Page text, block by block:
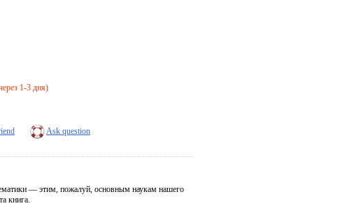
1-3 дня)
Ask question
— этим, пожалуй, основным наукам нашего
книга.